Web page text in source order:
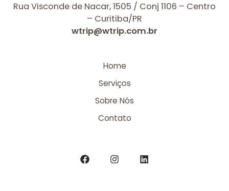
Rua Visconde de Nacar, 1505 / Conj 1106 – Centro
– Curitiba/PR
wtrip@wtrip.com.br
Home
Serviços
Sobre Nós
Contato